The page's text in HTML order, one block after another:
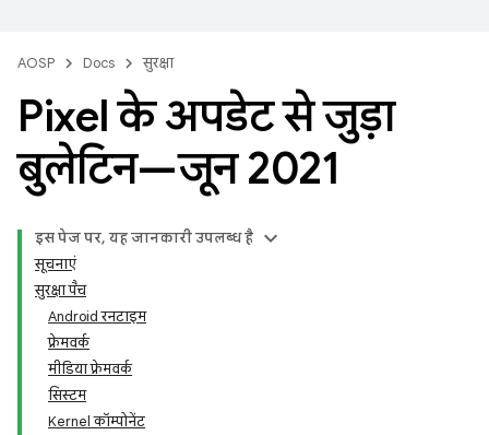
AOSP Docs सुरक्षा
Pixel के अपडेट से जुड़ा
बुलेटिन—जून 2021
इस पेज पर, यह जानकारी उपलब्ध है
सूचनाएं
सुरक्षा पैच
Android रनटाइम
फ़्रेमवर्क
मीडिया फ़्रेमवर्क
सिस्टम
Kernel कॉम्पोनेंट